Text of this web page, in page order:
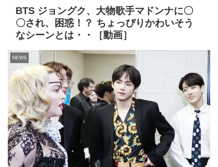
BTS ジョングク、大物歌手マドンナに〇
〇され、困惑！？ ちょっぴりかわいそう
なシーンとは・・［動画］
NEWS